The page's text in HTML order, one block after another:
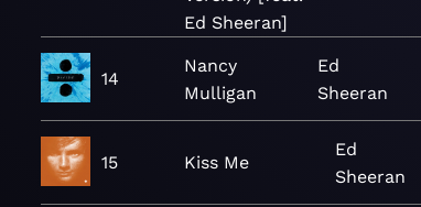
Ed Sheeran]
14
Nancy
Mulligan
Ed
Sheeran
15 Kiss Me
Ed
Sheeran